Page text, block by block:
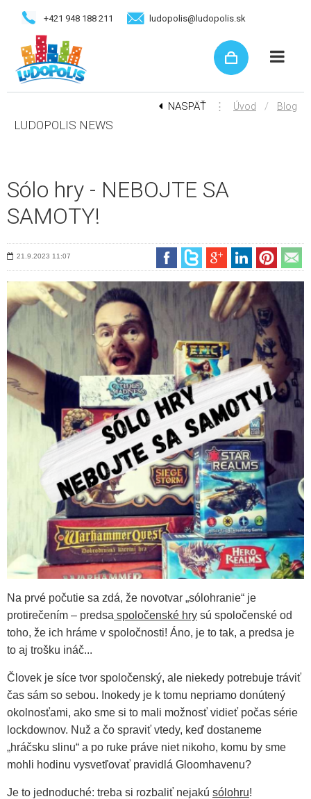
+421 948 188 211 ludopolis@ludopolis.sk
NASPÄŤ ⋮ Úvod / Blog
LUDOPOLIS NEWS
Sólo hry - NEBOJTE SA
SAMOTY!
21.9.2023 11:07
Na prvé počutie sa zdá, že novotvar „sólohranie“ je
protirečením – predsa spoločenské hry sú spoločenské od
toho, že ich hráme v spoločnosti! Áno, je to tak, a predsa je
to aj trošku ináč...
Človek je síce tvor spoločenský, ale niekedy potrebuje tráviť
čas sám so sebou. Inokedy je k tomu nepriamo donútený
okolnosťami, ako sme si to mali možnosť vidieť počas série
lockdownov. Nuž a čo spraviť vtedy, keď dostaneme
„hráčsku slinu“ a po ruke práve niet nikoho, komu by sme
mohli hodinu vysvetľovať pravidlá Gloomhavenu?
Je to jednoduché: treba si rozbaliť nejakú sólohru!